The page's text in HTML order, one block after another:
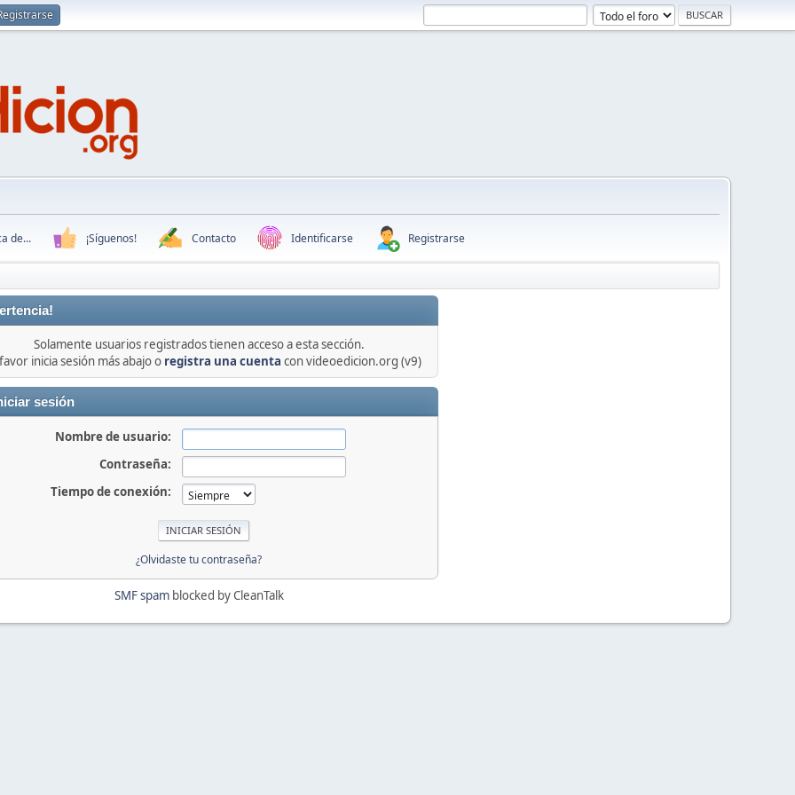
de... ¡Síguenos! Contacto Identificarse Registrarse
Solamente usuarios registrados tienen acceso a esta sección.
inicia sesión más abajo o registra una cuenta con videoedicion.org (v9)
sesión
Nombre de usuario:
Contraseña:
Tiempo de conexión:
¿Olvidaste tu contraseña?
SMF spamblocked by CleanTalk